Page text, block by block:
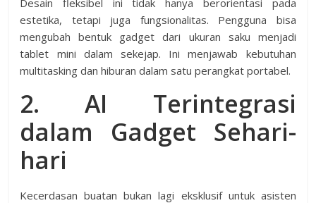
estetika, tetapi juga fungsionalitas. Pengguna bisa
mengubah bentuk gadget dari ukuran saku menjadi
tablet mini dalam sekejap. Ini menjawab kebutuhan
multitasking dan hiburan dalam satu perangkat portabel.
2. AI Terintegrasi
dalam Gadget Sehari-
hari
Kecerdasan buatan bukan lagi eksklusif untuk asisten